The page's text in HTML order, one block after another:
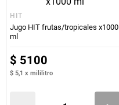
HIT
Jugo HIT frutas/tropicales x1000
ml
$ 5100
$ 5,1 x mililitro